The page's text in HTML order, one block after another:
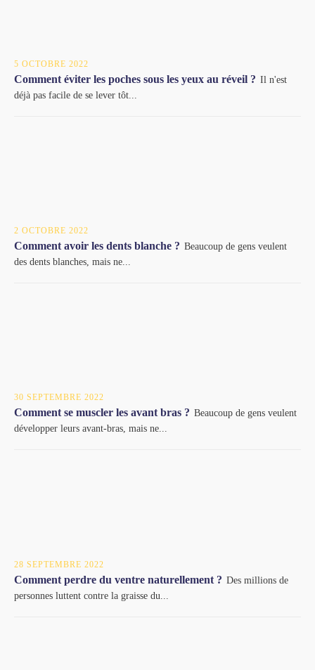
5 OCTOBRE 2022
Comment éviter les poches sous les yeux au réveil ? Il n'est
déjà pas facile de se lever tôt...
2 OCTOBRE 2022
Comment avoir les dents blanche ? Beaucoup de gens veulent
des dents blanches, mais ne...
30 SEPTEMBRE 2022
Comment se muscler les avant bras ? Beaucoup de gens veulent
développer leurs avant-bras, mais ne...
28 SEPTEMBRE 2022
Comment perdre du ventre naturellement ? Des millions de
personnes luttent contre la graisse du...